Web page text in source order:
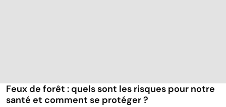
Feux de forêt : quels sont les risques pour notre
santé et comment se protéger ?